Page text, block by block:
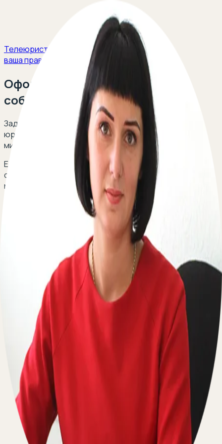
Телеюрист
ваша правовая защита
Оформление квартиры в
собственность
Задайте свой вопрос и получите ответ опытных
юристов в сфере гражданского права в течение 5
минут!
Есть вопрос о оформлении квартиры в
собственность? Оставьте свой телефон, перезвоним
мгновенно:
По вопросам сотрудничества